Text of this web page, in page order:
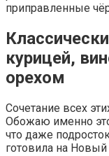
приправленные
курицей,
орехом
Сочетание всех
Обожаю именно это
что даже
готовила на Новый